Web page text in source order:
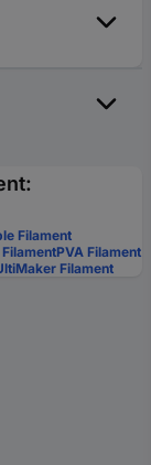
Filament
PVA Filament
Filament